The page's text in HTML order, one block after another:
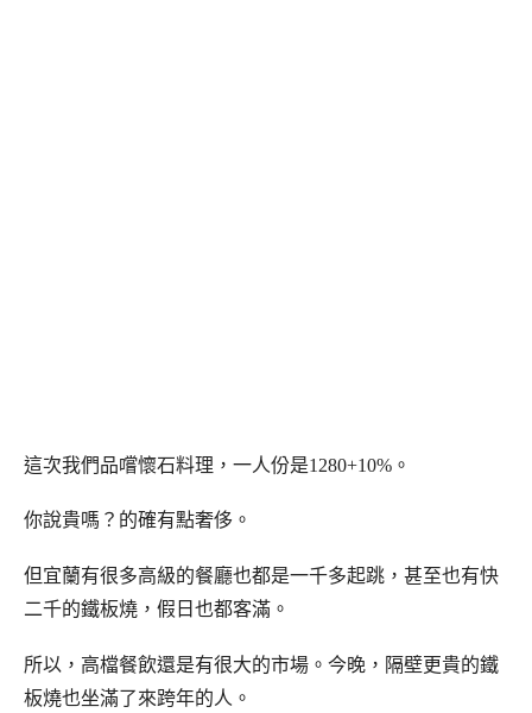
這次我們品嚐懷石料理，一人份是1280+10%。
你說貴嗎？的確有點奢侈。
但宜蘭有很多高級的餐廳也都是一千多起跳，甚至也有快
二千的鐵板燒，假日也都客滿。
所以，高檔餐飲還是有很大的市場。今晚，隔壁更貴的鐵
板燒也坐滿了來跨年的人。